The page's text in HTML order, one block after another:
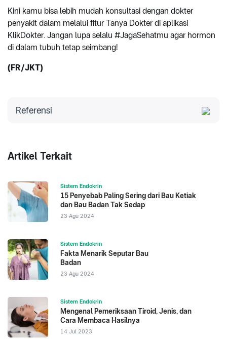
Kini kamu bisa lebih mudah konsultasi dengan dokter
penyakit dalam melalui fitur Tanya Dokter di aplikasi
KlikDokter. Jangan lupa selalu #JagaSehatmu agar hormon
di dalam tubuh tetap seimbang!
(FR/JKT)
Referensi
Policies.
NIH.Diakses 2023.
Cleveland Clinic.Diakses 2023.
Artikel Terkait
Sistem Endokrin
15 Penyebab Paling Sering dari Bau Ketiak
dan Bau Badan Tak Sedap
23 Agu 2024
Sistem Endokrin
Fakta Menarik Seputar Bau
Badan
23 Agu 2024
Sistem Endokrin
Mengenal Pemeriksaan Tiroid, Jenis, dan
Cara Membaca Hasilnya
14 Jul 2023